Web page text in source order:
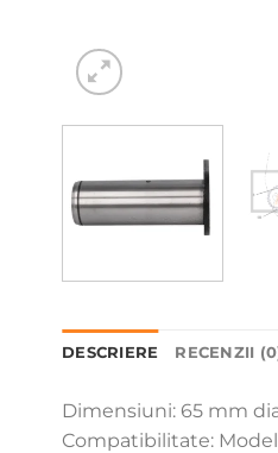
DESCRIERE RECENZII
Dimensiuni: 65 mm
Compatibilitate: